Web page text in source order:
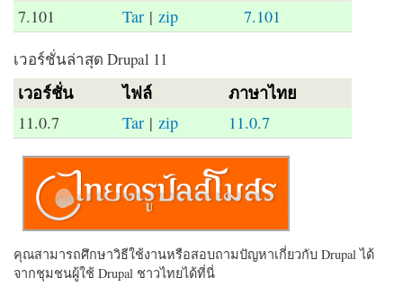
7.101 Tar |zip 7.101
เวอร์ชั่นล่าสุด Drupal 11
เวอร์ชั่น ไฟล์ ภาษาไทย
11.0.7 Tar | zip 11.0.7
คุณสามารถศึกษาวิธีใช้งานหรือสอบถามปัญหาเกี่ยวกับ Drupal ได้
จากชุมชนผู้ใช้ Drupal ชาวไทยได้ที่นี่